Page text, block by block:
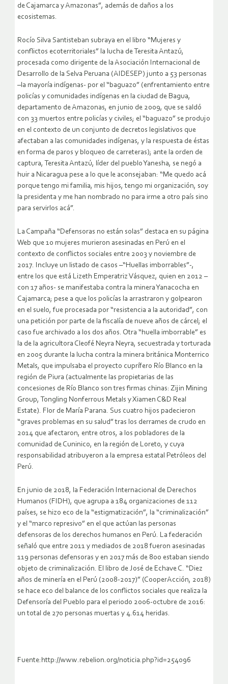
de Cajamarca y Amazonas”, además de daños a los
ecosistemas.
Rocío Silva Santisteban subraya en el libro “Mujeres y
conflictos ecoterritoriales” la lucha de Teresita Antazú,
procesada como dirigente de la Asociación Internacional de
Desarrollo de la Selva Peruana (AIDESEP) junto a 53 personas
–la mayoría indígenas- por el “baguazo” (enfrentamiento entre
policías y comunidades indígenas en la ciudad de Bagua,
departamento de Amazonas, en junio de 2009, que se saldó
con 33 muertos entre policías y civiles; el “baguazo” se produjo
en el contexto de un conjunto de decretos legislativos que
afectaban a las comunidades indígenas, y la respuesta de éstas
en forma de paros y bloqueo de carreteras); ante la orden de
captura, Teresita Antazú, líder del pueblo Yanesha, se negó a
huir a Nicaragua pese a lo que le aconsejaban: “Me quedo acá
porque tengo mi familia, mis hijos, tengo mi organización, soy
la presidenta y me han nombrado no para irme a otro país sino
para servirlos acá”.
La Campaña “Defensoras no están solas” destaca en su página
Web que 10 mujeres murieron asesinadas en Perú en el
contexto de conflictos sociales entre 2003 y noviembre de
2017. Incluye un listado de casos –“Huellas imborrables”-,
entre los que está Lizeth Emperatriz Vásquez, quien en 2012 –
con 17 años- se manifestaba contra la minera Yanacocha en
Cajamarca; pese a que los policías la arrastraron y golpearon
en el suelo, fue procesada por “resistencia a la autoridad”, con
una petición por parte de la fiscalía de nueve años de cárcel; el
caso fue archivado a los dos años. Otra “huella imborrable” es
la de la agricultora Cleofé Neyra Neyra, secuestrada y torturada
en 2005 durante la lucha contra la minera británica Monterrico
Metals, que impulsaba el proyecto cuprífero Río Blanco en la
región de Piura (actualmente las propietarias de las
concesiones de Río Blanco son tres firmas chinas: Zijin Mining
Group, Tongling Nonferrous Metals y Xiamen C&D Real
Estate). Flor de María Parana. Sus cuatro hijos padecieron
“graves problemas en su salud” tras los derrames de crudo en
2014 que afectaron, entre otros, a los pobladores de la
comunidad de Cuninico, en la región de Loreto, y cuya
responsabilidad atribuyeron a la empresa estatal Petróleos del
Perú.
En junio de 2018, la Federación Internacional de Derechos
Humanos (FIDH), que agrupa a 184 organizaciones de 112
países, se hizo eco de la “estigmatización”, la “criminalización”
y el “marco represivo” en el que actúan las personas
defensoras de los derechos humanos en Perú. La federación
señaló que entre 2011 y mediados de 2018 fueron asesinadas
119 personas defensoras y en 2017 más de 800 estaban siendo
objeto de criminalización. El libro de José de Echave C. “Diez
años de minería en el Perú (2008-2017)” (CooperAcción, 2018)
se hace eco del balance de los conflictos sociales que realiza la
Defensoría del Pueblo para el periodo 2006-octubre de 2016:
un total de 270 personas muertas y 4.614 heridas.
Fuente:http://www.rebelion.org/noticia.php?id=254096